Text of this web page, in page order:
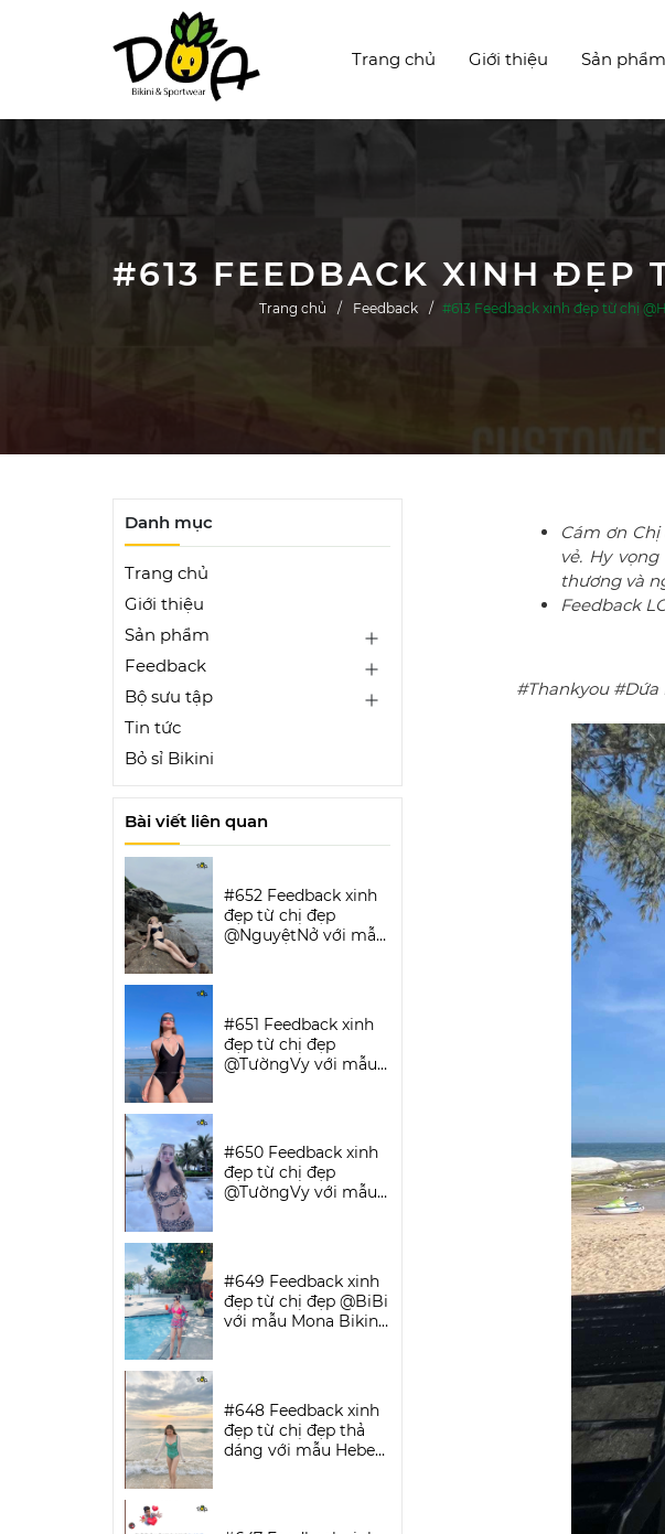
Trang chủ Giới thiệu Sản phẩm
Trang chủ Feedback #613 Feedback xinh đẹp từ chị
Cám ơn
vẻ. Hy
thương và
Feedback
#Thankyou
Danh mục
Trang chủ
Giới thiệu
Sản phẩm
Feedback
Bộ sưu tập
Tin tức
Bỏ sỉ Bikini
Bài viết liên quan
#652 Feedback xinh
đẹp từ chị đẹp
@NguyệtNở với mẫu
#651 Feedback xinh
đẹp từ chị đẹp
@TườngVy với mẫu
#650 Feedback xinh
đẹp từ chị đẹp
@TườngVy với mẫu
#649 Feedback xinh
đẹp từ chị đẹp @BiBi
với mẫu Mona Bikini
#648 Feedback xinh
đẹp từ chị đẹp thả
dáng với mẫu Hebe